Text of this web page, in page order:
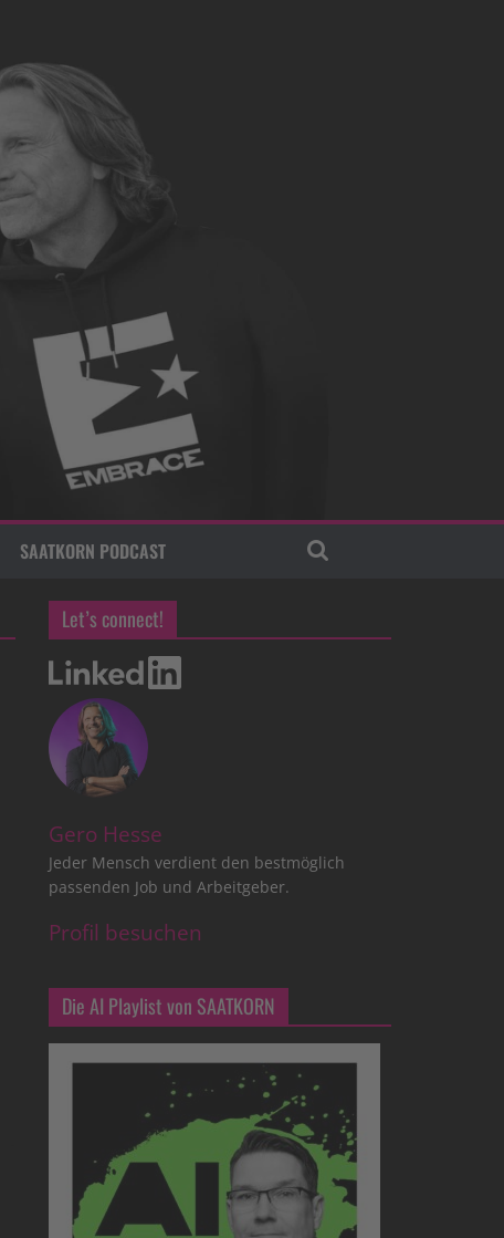
SAATKORN PODCAST
Let’s connect!
Gero Hesse
Jeder Mensch verdient den bestmöglich
passenden Job und Arbeitgeber.
Profil besuchen
Die AI Playlist von SAATKORN